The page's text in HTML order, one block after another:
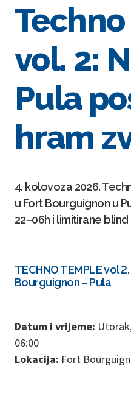
vol. 2:
Pula
hram
4. kolovoza 2026.
u Fort Bourguignon u
22–06h i limitirane
TECHNO TEMPLE vol
Bourguignon – Pula
Datum i vrijeme:
06:00
Lokacija: Fort